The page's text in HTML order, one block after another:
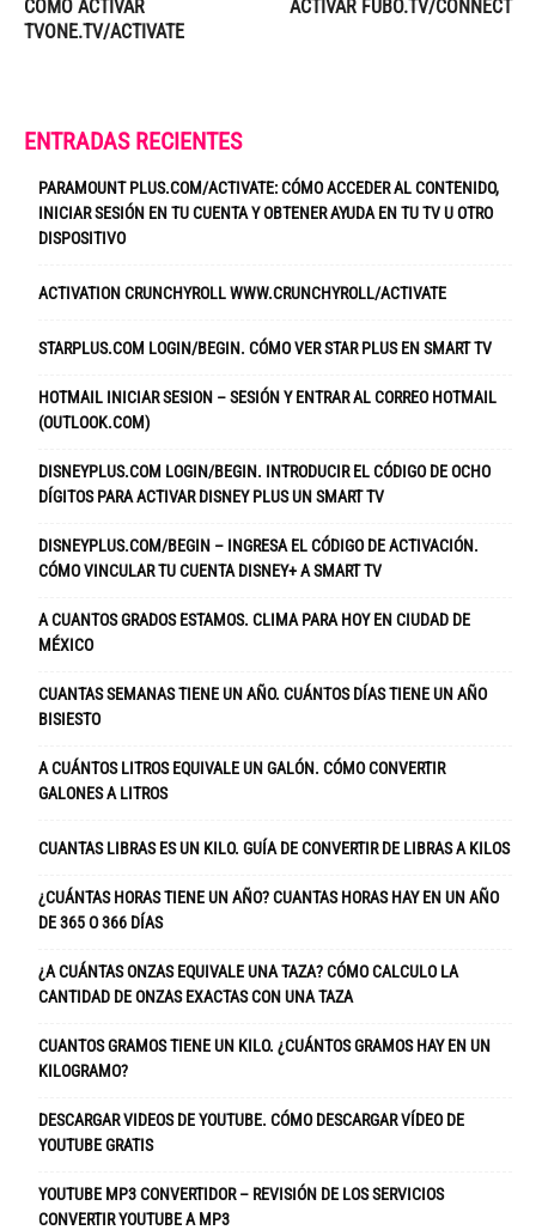
CÓMO ACTIVAR
TVONE.TV/ACTIVATE
ACTIVAR FUBO.TV/CONNECT
ENTRADAS RECIENTES
PARAMOUNT PLUS.COM/ACTIVATE: CÓMO ACCEDER AL CONTENIDO,
INICIAR SESIÓN EN TU CUENTA Y OBTENER AYUDA EN TU TV U OTRO
DISPOSITIVO
ACTIVATION CRUNCHYROLL WWW.CRUNCHYROLL/ACTIVATE
STARPLUS.COM LOGIN/BEGIN. CÓMO VER STAR PLUS EN SMART TV
HOTMAIL INICIAR SESION – SESIÓN Y ENTRAR AL CORREO HOTMAIL
(OUTLOOK.COM)
DISNEYPLUS.COM LOGIN/BEGIN. INTRODUCIR EL CÓDIGO DE OCHO
DÍGITOS PARA ACTIVAR DISNEY PLUS UN SMART TV
DISNEYPLUS.COM/BEGIN – INGRESA EL CÓDIGO DE ACTIVACIÓN.
CÓMO VINCULAR TU CUENTA DISNEY+ A SMART TV
A CUANTOS GRADOS ESTAMOS. CLIMA PARA HOY EN CIUDAD DE
MÉXICO
CUANTAS SEMANAS TIENE UN AÑO. CUÁNTOS DÍAS TIENE UN AÑO
BISIESTO
A CUÁNTOS LITROS EQUIVALE UN GALÓN. CÓMO CONVERTIR
GALONES A LITROS
CUANTAS LIBRAS ES UN KILO. GUÍA DE CONVERTIR DE LIBRAS A KILOS
¿CUÁNTAS HORAS TIENE UN AÑO? CUANTAS HORAS HAY EN UN AÑO
DE 365 O 366 DÍAS
¿A CUÁNTAS ONZAS EQUIVALE UNA TAZA? CÓMO CALCULO LA
CANTIDAD DE ONZAS EXACTAS CON UNA TAZA
CUANTOS GRAMOS TIENE UN KILO. ¿CUÁNTOS GRAMOS HAY EN UN
KILOGRAMO?
DESCARGAR VIDEOS DE YOUTUBE. CÓMO DESCARGAR VÍDEO DE
YOUTUBE GRATIS
YOUTUBE MP3 CONVERTIDOR – REVISIÓN DE LOS SERVICIOS
CONVERTIR YOUTUBE A MP3